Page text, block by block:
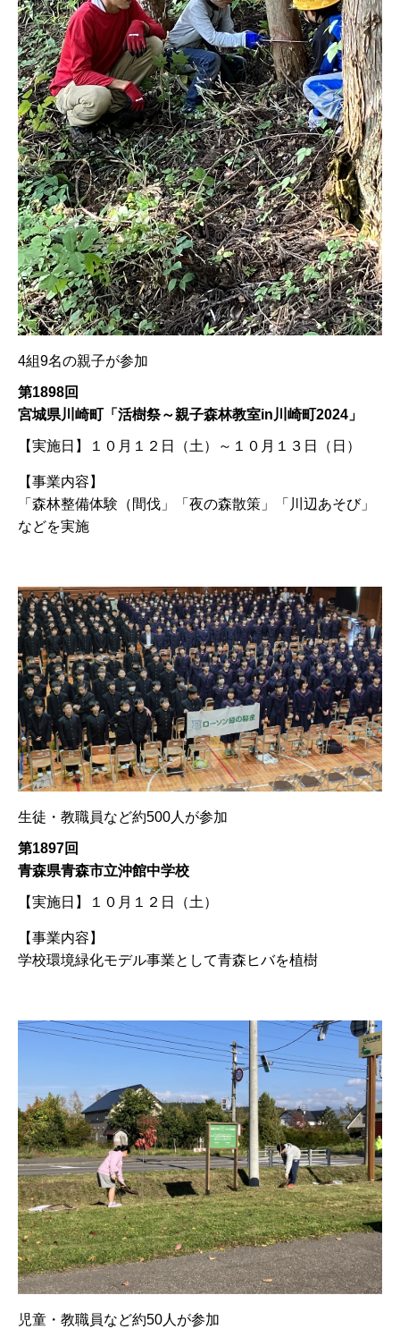
4組9名の親子が参加
第1898回
宮城県川崎町「活樹祭～親子森林教室in川崎町2024」
【実施日】 １０月１２日（土）～１０月１３日（日）
【事業内容】
「森林整備体験（間伐」「夜の森散策」「川辺あそび」
などを実施
生徒・教職員など約500人が参加
第1897回
青森県青森市立沖館中学校
【実施日】 １０月１２日（土）
【事業内容】
学校環境緑化モデル事業として青森ヒバを植樹
児童・教職員など約50人が参加